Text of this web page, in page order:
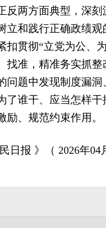
反两方面典型，深
立和践行正确政绩
扣贯彻“立党为公、
找准，精准务实抓
问题中发现制度漏
了谁干、应当怎样
励、规范约束作用。
民日报 》（ 2026年04